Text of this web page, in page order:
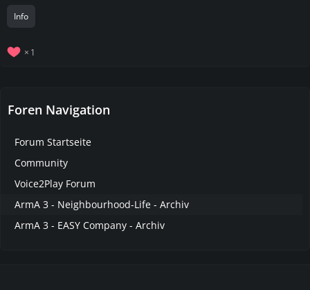
Info
1
Foren Navigation
Forum Startseite
Community
Voice2Play Forum
ArmA 3 - Neighbourhood-Life - Archiv
ArmA 3 - EASY Company - Archiv